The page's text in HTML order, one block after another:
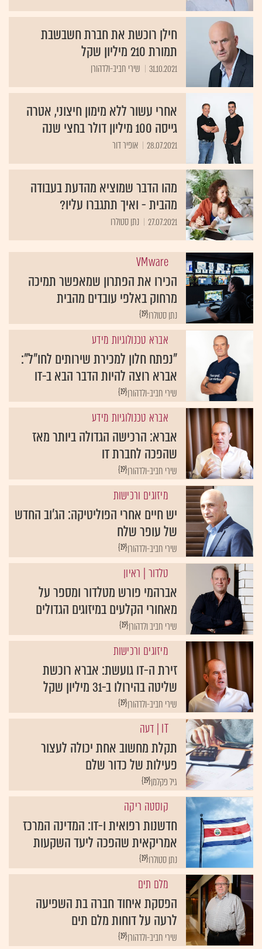
חילן רוכשת את חברת חשבשבת
תמורת 210 מיליון שקל
31.10.2021 שירי חביב-ולדהורן
אחרי עשור ללא מימון חיצוני, אטרה
גייסה 100 מיליון דולר בחצי שנה
28.07.2021 אופיר דור
מהו הדבר שמוציא מהדעת בעבודה
מהבית - ואיך תתגברו עליו?
27.07.2021 נתן סטולרו
VMware
הכירו את הפתרון שמאפשר תמיכה
מרחוק באלפי עובדים מהבית
{19}נתן סטולרו
אברא טכנולוגיות מידע
"נפתח חלון למכירת שירותים לחו"ל":
אברא רוצה להיות הדבר הבא ב-IT
{19}שירי חביב-ולדהורן
אברא טכנולוגיות מידע
אברא: הרכישה הגדולה ביותר מאז
שהפכה לחברת IT
{19}שירי חביב-ולדהורן
מיזוגים ורכישות
יש חיים אחרי הפוליטיקה: הג'וב החדש
של עופר שלח
{19}שירי חביב-ולדהורן
טלדור | ראיון
אברהמי פורש מטלדור ומספר על
מאחורי הקלעים במיזוגים הגדולים
{19}שירי חביב ולדהורן
מיזוגים ורכישות
זירת ה-IT גועשת: אברא רוכשת
שליטה בהירולו ב-31 מיליון שקל
{19}שירי חביב-ולדהורן
IT | דעה
תקלת מחשוב אחת יכולה לעצור
פעילות של כדור שלם
{19}גיל פקלמן
קוסטה ריקה
חדשנות רפואית ו-IT: המדינה המרכז
אמריקאית שהפכה ליעד השקעות
{19}נתן סטולרו
מלם תים
הפסקת איחוד חברה בת השפיעה
לרעה על דוחות מלם תים
{19}שירי חביב-ולדהורן